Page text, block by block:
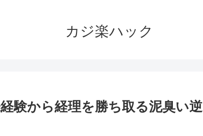
カジ楽ハック
験から経理を勝ち取る泥臭い逆